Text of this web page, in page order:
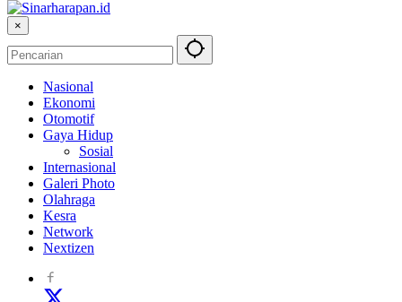
×
Nasional
Ekonomi
Otomotif
Gaya Hidup
Sosial
Internasional
Galeri Photo
Olahraga
Kesra
Network
Nextizen